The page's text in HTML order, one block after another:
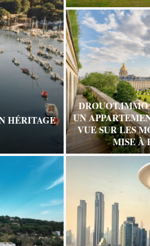
HÉRITAGE
UN
VUE SUR LES
MISE À